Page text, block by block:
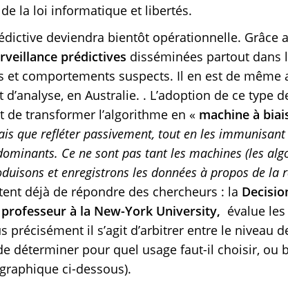
la loi informatique et libertés.
deviendra bientôt opérationnelle. Grâce
prédictives disséminées partout dans
comportements suspects. Il en est de même
en Australie. . L’adoption de ce type
de transformer l’algorithme en « machine à
que refléter passivement, tout en les
Ce ne sont pas tant les machines (les
et enregistrons les données à propos de la
déjà de répondre des chercheurs : la
à la New-York University, évalue
précisément il s’agit d’arbitrer entre le niveau
déterminer pour quel usage faut-il choisir, ou
ci-dessous).